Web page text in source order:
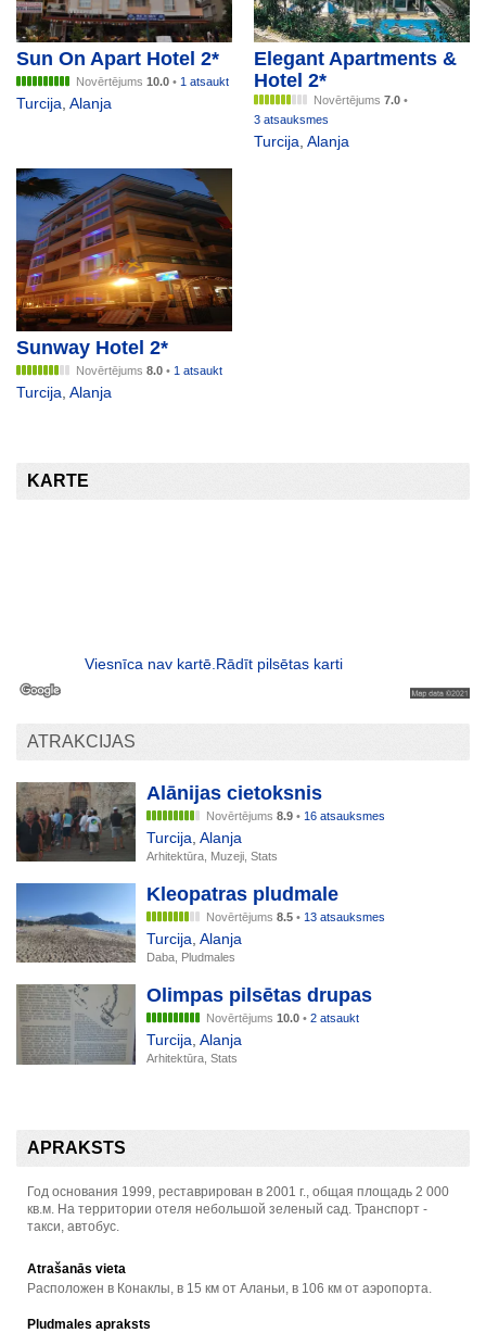
Sun On Apart Hotel 2*
Novērtējums 10.0 • 1 atsaukt
Turcija, Alanja
Elegant Apartments &
Hotel 2*
Novērtējums 7.0 •
3 atsauksmes
Turcija, Alanja
Sunway Hotel 2*
Novērtējums 8.0 • 1 atsaukt
Turcija Alanja
KARTE
Viesnīca nav kartē.Rādīt pilsētas karti
ATRAKCIJAS
Alānijas cietoksnis
Novērtējums 8.9 • 16 atsauksmes
Turcija Alanja
Arhitektūra, Muzeji, Stats
Kleopatras pludmale
Novērtējums 8.5 • 13 atsauksmes
Turcija Alanja
Daba, Pludmales
Olimpas pilsētas drupas
Novērtējums 10.0 • 2 atsaukt
Turcija, Alanja
Arhitektūra, Stats
APRAKSTS
Год основания 1999, реставрирован в 2001 г., общая площадь 2 000
кв.м. На территории отеля небольшой зеленый сад. Транспорт -
такси, автобус.
Atrašanās vieta
Расположен в Конаклы, в 15 км от Аланьи, в 106 км от аэропорта.
Pludmales apraksts